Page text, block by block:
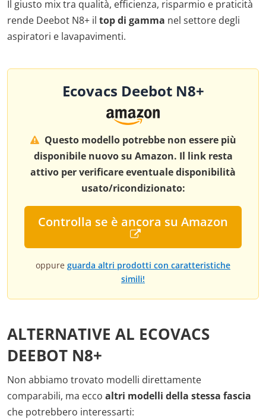
Il giusto mix tra qualità, efficienza, risparmio e praticità
rende Deebot N8+ il top di gamma nel settore degli
aspiratori e lavapavimenti.
Ecovacs Deebot N8+
Questo modello potrebbe non essere più
disponibile nuovo su Amazon. Il link resta
attivo per verificare eventuale disponibilità
usato/ricondizionato:
Controlla se è ancora su Amazon
oppure guarda altri prodotti con caratteristiche
simili!
ALTERNATIVE AL ECOVACS
DEEBOT N8+
Non abbiamo trovato modelli direttamente
comparabili, ma ecco altri modelli della stessa fascia
che potrebbero interessarti: